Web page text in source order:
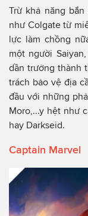
Trừ khả năng
như Colgate từ
lực làm chồng
một người
dần trưởng thành
trách bảo vệ địa
đầu với những
Moro,...y hệt như
hay Darkseid.
Captain Marvel